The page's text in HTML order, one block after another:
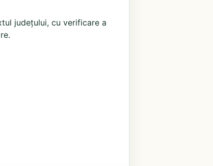
județului, cu verificare a